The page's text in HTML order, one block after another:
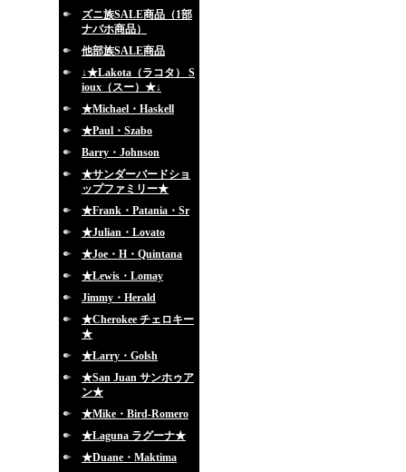
ズニ族SALE商品（1部
ナバホ商品）
他部族SALE商品
↓★Lakota（ラコタ） S
ioux（スー）★↓
★Michael・Haskell
★Paul・Szabo
Barry・Johnson
★サンダーバードショ
ップファミリー★
★Frank・Patania・Sr
★Julian・Lovato
★Joe・H・Quintana
★Lewis・Lomay
Jimmy・Herald
★Cherokee チェロキー
★
★Larry・Golsh
★San Juan サンホゥア
ン★
★Mike・Bird-Romero
★Laguna ラグーナ★
★Duane・Maktima